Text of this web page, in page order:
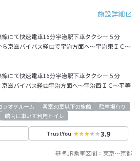
施設詳細
にて快速電車16分宇治駅下車タクシー５分
京滋バイパス経由で宇治方面へ～宇治東ＩＣ～
にて快速電車16分宇治駅下車タクシー５分
滋バイパス経由宇治方面へ～宇治西ＩＣ～平等
ラオケルーム 客室30室以下の旅館
駐車場有り
館内に車いす利用トイレ
TrustYou 3.9
基準JR乗車区間： 東京～京都